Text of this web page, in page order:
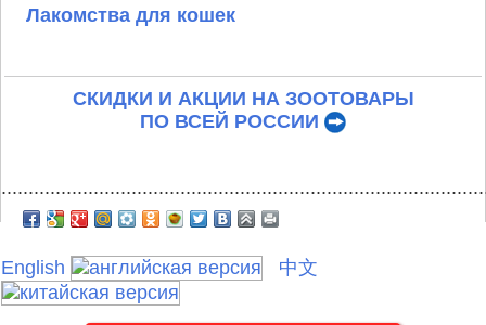
Лакомства для кошек
СКИДКИ И АКЦИИ НА ЗООТОВАРЫ
ПО ВСЕЙ РОССИИ
English 中文